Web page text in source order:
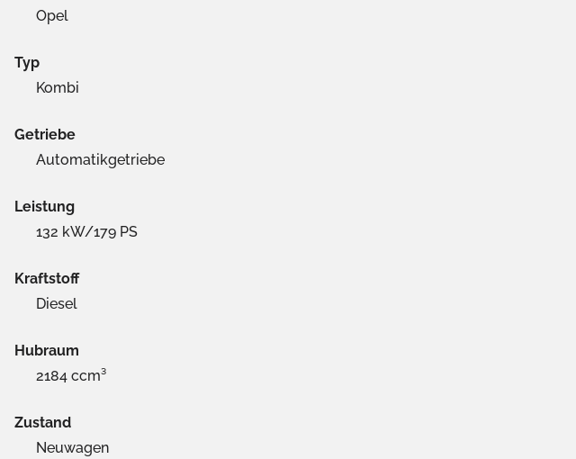
Opel
Typ
Kombi
Getriebe
Automatikgetriebe
Leistung
132 kW/179 PS
Kraftstoff
Diesel
Hubraum
2184 ccm³
Zustand
Neuwagen